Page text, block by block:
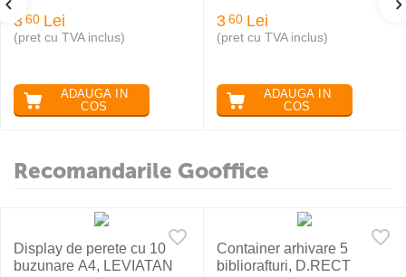
3 60 Lei
(pret cu TVA inclus)
ADAUGA IN
COS
3 60 Lei
(pret cu TVA inclus)
ADAUGA IN
COS
Recomandarile Gooffice
Display de perete cu 10
buzunare A4, LEVIATAN
Container arhivare 5
bibliorafturi, D.RECT